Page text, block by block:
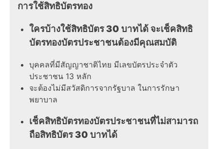
การใช้สิทธิบัตรทอง
ใครบ้างใช้สิทธิบัตร 30 บาทได้ จะเช็คสิทธิ
บัตรทองบัตรประชาชนต้องมีคุณสมบัติ
บุคคลที่มีสัญญาชาติไทย มีเลขบัตรประจำตัว
ประชาชน 13 หลัก
จะต้องไม่มีสวัสดิการจากรัฐบาล ในการรักษา
พยาบาล
เช็คสิทธิบัตรทองบัตรประชาชนที่ไม่สามารถ
ถือสิทธิบัตร 30 บาทได้